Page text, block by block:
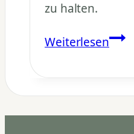
zu halten.
WeiterlesenWas
man
mit
dem